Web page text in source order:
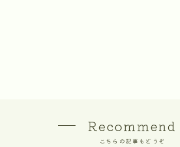
Recommend
こちらの記事もどうぞ